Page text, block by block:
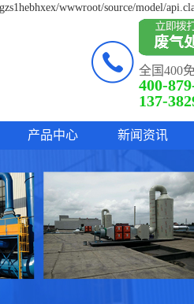
wwwroot/source/model/
全国400
400-
137-
产品中心 新闻资讯